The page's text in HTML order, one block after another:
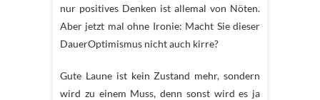
nur positives Denken ist allemal von Nöten.
Aber jetzt mal ohne Ironie: Macht Sie dieser
DauerOptimismus nicht auch kirre?
Gute Laune ist kein Zustand mehr, sondern
wird zu einem Muss, denn sonst wird es ja